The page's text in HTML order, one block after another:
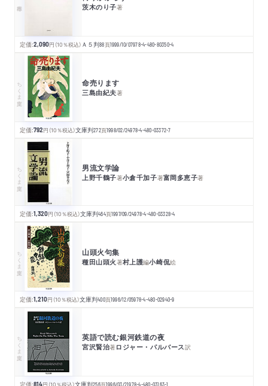
茨木のり子著
定価:2,090円 （10％税込） Ａ５判88頁1999/10/07978-4-480-80350-4
ちくま文庫 命売ります
三島由紀夫著
定価:792円 （10％税込）文庫判272頁1998/02/24978-4-480-03372-7
ちくま文庫 男流文学論
上野千鶴子著小倉千加子著富岡多恵子著
定価:1,320円 （10％税込）文庫判464頁1997/09/24978-4-480-03328-4
ちくま文庫 山頭火句集
種田山頭火著村上護編小崎侃絵
定価:1,210円 （10％税込）文庫判400頁1996/12/05978-4-480-02940-9
ちくま文庫 英語で読む銀河鉄道の夜
宮沢賢治著ロジャー・パルバース訳
定価:814円 （10％税込）文庫判256頁1996/03/21978-4-480-03163-1